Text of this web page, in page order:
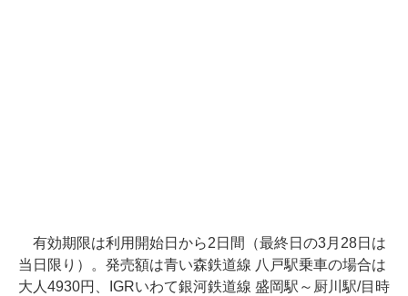
有効期限は利用開始日から2日間（最終日の3月28日は
当日限り）。発売額は青い森鉄道線 八戸駅乗車の場合は
大人4930円、IGRいわて銀河鉄道線 盛岡駅～厨川駅/目時